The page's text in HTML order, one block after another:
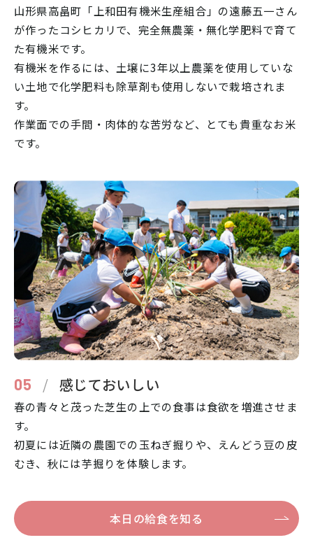
山形県高畠町「上和田有機米生産組合」の遠藤五一さん
が作ったコシヒカリで、完全無農薬・無化学肥料で育て
た有機米です。
有機米を作るには、土壌に3年以上農薬を使用していな
い土地で化学肥料も除草剤も使用しないで栽培されま
す。
作業面での手間・肉体的な苦労など、とても貴重なお米
です。
05 / 感じておいしい
春の青々と茂った芝生の上での食事は食欲を増進させま
す。
初夏には近隣の農園での玉ねぎ掘りや、えんどう豆の皮
むき、秋には芋掘りを体験します。
本日の給食を知る